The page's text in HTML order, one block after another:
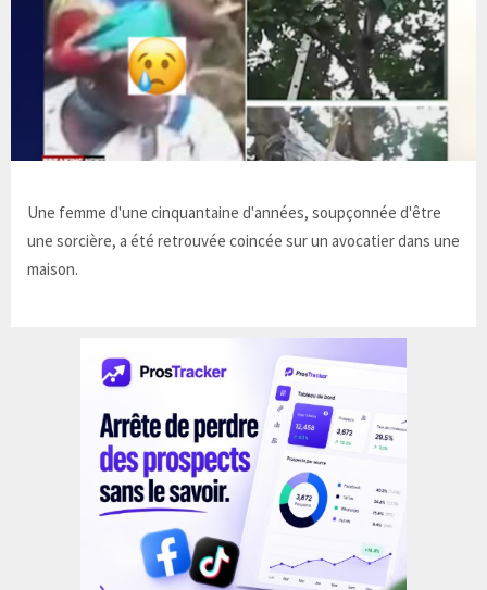
Une femme d'une cinquantaine d'années, soupçonnée d'être
une sorcière, a été retrouvée coincée sur un avocatier dans une
maison.